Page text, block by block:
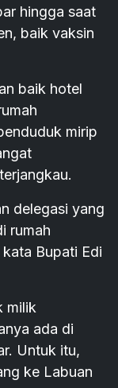
hingga saat
baik vaksin
baik hotel
mirip
delegasi yang
rumah
Bupati Edi
milik
ada di
Untuk itu,
ke Labuan